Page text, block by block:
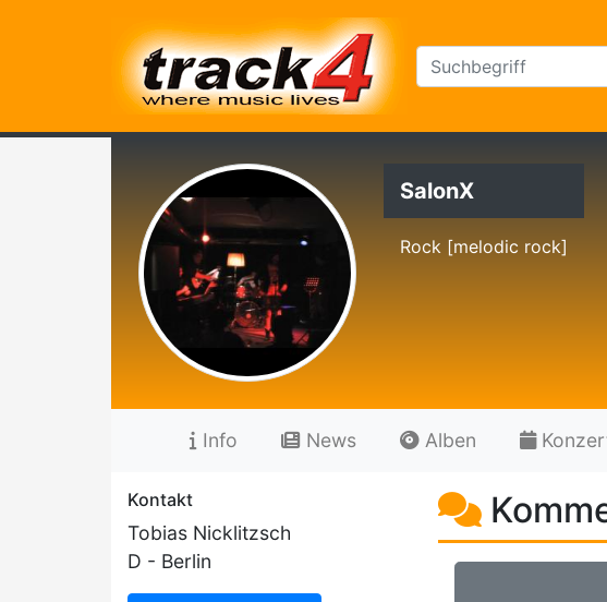
SalonX
Rock [melodic rock]
Info News Alben
Kontakt
Tobias Nicklitzsch
D - Berlin